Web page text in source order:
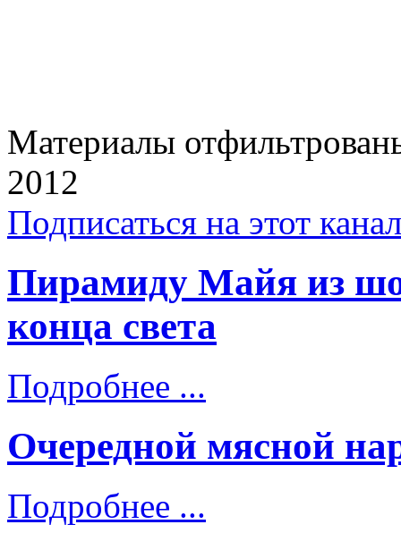
Материалы
2012
Подписаться на этот
Пирамиду Майя из
конца света
Подробнее ...
Очередной мясной
Подробнее ...